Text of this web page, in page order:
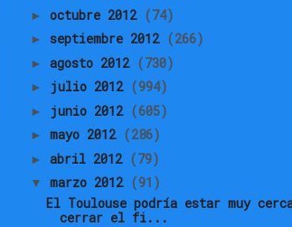
► octubre 2012 (74)
► septiembre 2012 (266)
► agosto 2012 (730)
► julio 2012 (994)
► junio 2012 (605)
► mayo 2012 (286)
► abril 2012 (79)
▼ marzo 2012 (91)
El Toulouse podría estar muy
cerrar el fi...